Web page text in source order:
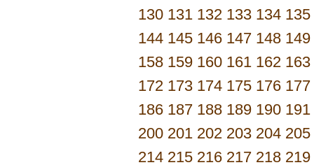
130 131 132 133 134 135
144 145 146 147 148 149
158 159 160 161 162 163
172 173 174 175 176 177
186 187 188 189 190 191
200 201 202 203 204 205
214 215 216 217 218 219